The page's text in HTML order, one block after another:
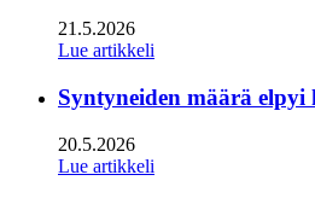
21.5.2026
Lue artikkeli
Syntyneiden määrä
20.5.2026
Lue artikkeli